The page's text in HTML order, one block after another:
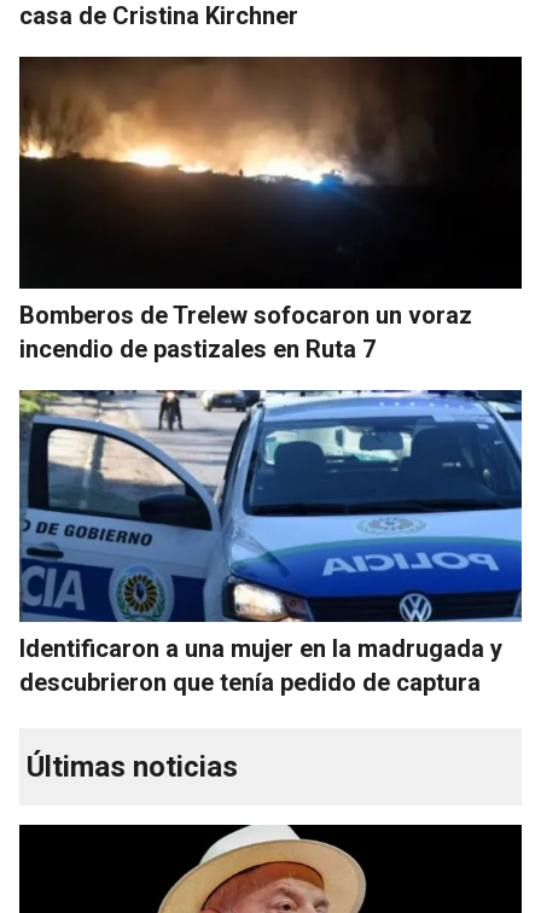
casa de Cristina Kirchner
Bomberos de Trelew sofocaron un voraz
incendio de pastizales en Ruta 7
Identificaron a una mujer en la madrugada y
descubrieron que tenía pedido de captura
Últimas noticias